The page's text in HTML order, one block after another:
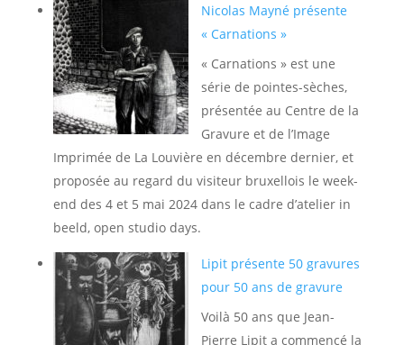
Nicolas Mayné présente
« Carnations »
« Carnations » est une
série de pointes-sèches,
présentée au Centre de la
Gravure et de l’Image
Imprimée de La Louvière en décembre dernier, et
proposée au regard du visiteur bruxellois le week-
end des 4 et 5 mai 2024 dans le cadre d’atelier in
beeld, open studio days.
Lipit présente 50 gravures
pour 50 ans de gravure
Voilà 50 ans que Jean-
Pierre Lipit a commencé la